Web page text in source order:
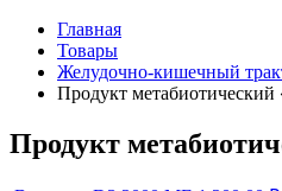
Главная
Товары
Желудочно-кишечный
Продукт
Продукт